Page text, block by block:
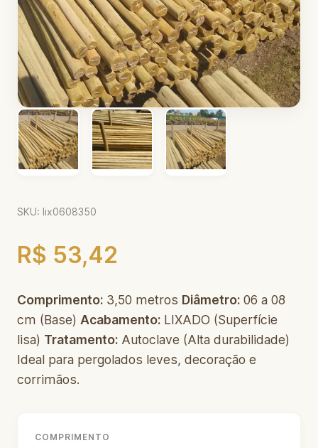
SKU: lix0608350
R$ 53,42
Comprimento: 3,50 metros Diâmetro: 06 a 08
cm (Base) Acabamento: LIXADO (Superfície
lisa) Tratamento: Autoclave (Alta durabilidade)
Ideal para pergolados leves, decoração e
corrimãos.
COMPRIMENTO